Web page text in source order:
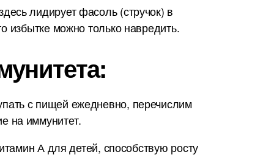
лидирует фасоль (стручок) в
избытке можно только навредить.
с пищей ежедневно, перечислим
на иммунитет.
А для детей, способствую росту